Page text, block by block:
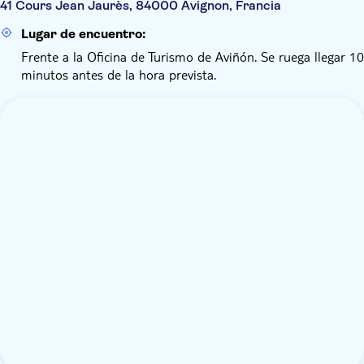
41 Cours Jean Jaurès, 84000 Avignon, Francia
Lugar de encuentro:
Frente a la Oficina de Turismo de Aviñón. Se ruega llegar 10
minutos antes de la hora prevista.